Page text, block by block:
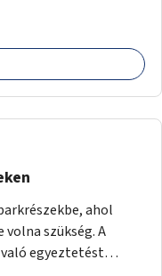
helyek
ez a zöld sáv ne
és zöldítések
ahol
szükség. A
egyeztetést